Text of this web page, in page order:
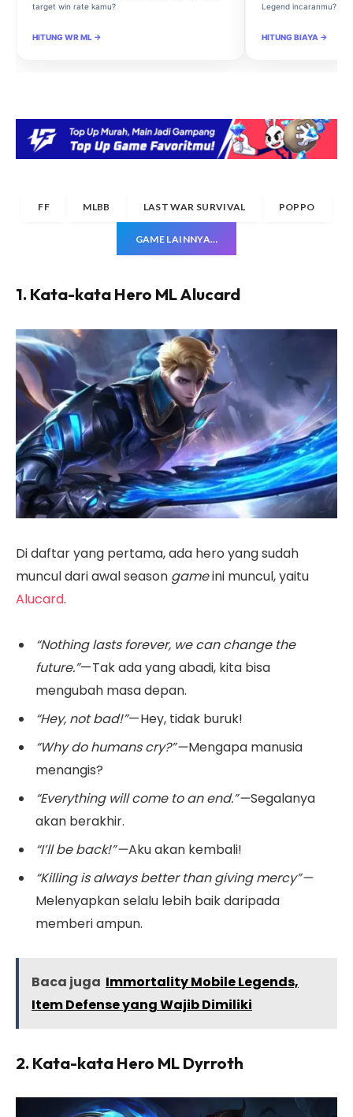
target win rate kamu?
HITUNG WR ML →
Legend incaranmu?
HITUNG BIAYA →
FF MLBB LAST WAR SURVIVAL POPPO
GAME LAINNYA…
1. Kata-kata Hero ML Alucard
Di daftar yang pertama, ada hero yang sudah
muncul dari awal season gameini muncul, yaitu
Alucard.
“Nothing lasts forever, we can change the
future.”— Tak ada yang abadi, kita bisa
mengubah masa depan.
“Hey, not bad!”— Hey, tidak buruk!
“Why do humans cry?” —Mengapa manusia
menangis?
“Everything will come to an end.” —Segalanya
akan berakhir.
“I’ll be back!” —Aku akan kembali!
“Killing is always better than giving mercy” —
Melenyapkan selalu lebih baik daripada
memberi ampun.
Baca juga Immortality Mobile Legends,
Item Defense yang Wajib Dimiliki
2.Kata-kata Hero ML Dyrroth